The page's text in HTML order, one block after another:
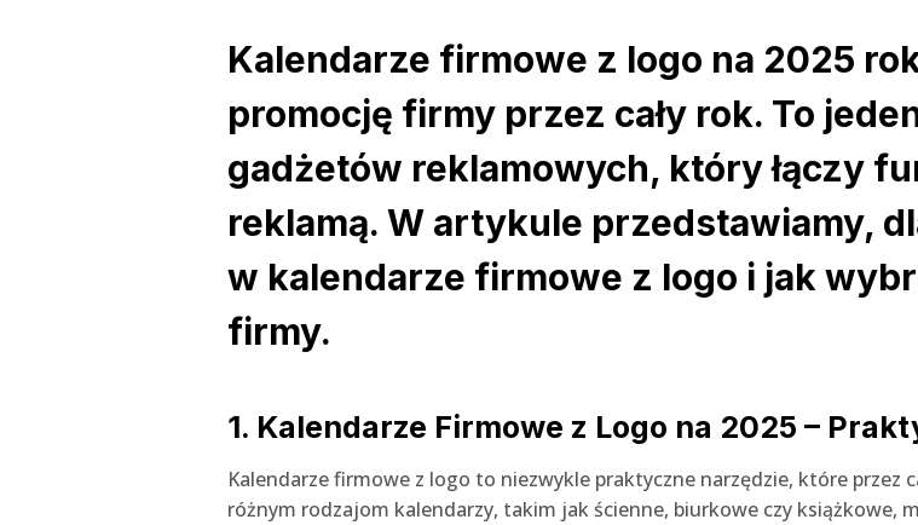
Kalendarze firmowe z logo na 2025
promocję firmy przez cały rok. To
gadżetów reklamowych, który łączy
reklamą. W artykule przedstawiamy,
w kalendarze firmowe z logo i jak
firmy.
1. Kalendarze Firmowe z Logo na 2025 –
Kalendarze firmowe z logo to niezwykle praktyczne narzędzie, które przez
różnym rodzajom kalendarzy, takim jak ścienne, biurkowe czy książkowe,